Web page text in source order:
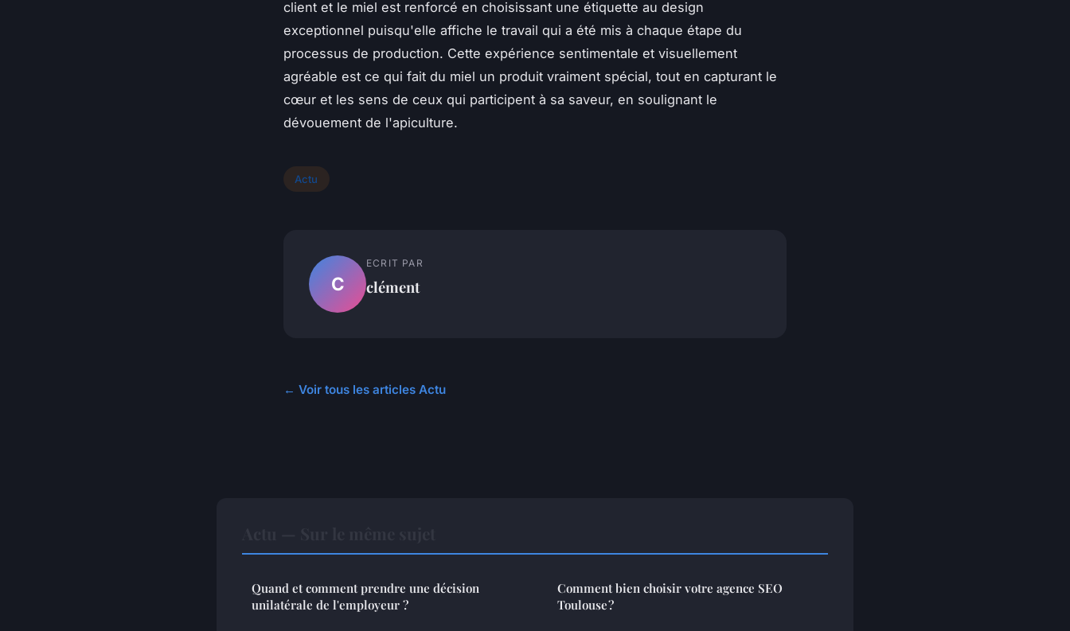
client et le miel est renforcé en choisissant une étiquette au design
exceptionnel puisqu'elle affiche le travail qui a été mis à chaque étape du
processus de production. Cette expérience sentimentale et visuellement
agréable est ce qui fait du miel un produit vraiment spécial, tout en capturant le
cœur et les sens de ceux qui participent à sa saveur, en soulignant le
dévouement de l'apiculture.
Actu
C
ECRIT PAR
clément
← Voir tous les articles Actu
Quand et comment prendre une décision
unilatérale de l'employeur ?
Comment bien choisir votre agence SEO
Toulouse ?